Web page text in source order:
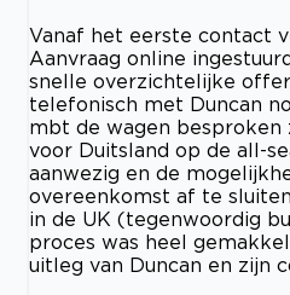
Vanaf het eerste contact
Aanvraag online
snelle overzichtelijke
telefonisch met Duncan
mbt de wagen besproken
voor Duitsland op de all-
aanwezig en de
overeenkomst af te
in de UK (tegenwoordig
proces was heel
uitleg van Duncan en zijn